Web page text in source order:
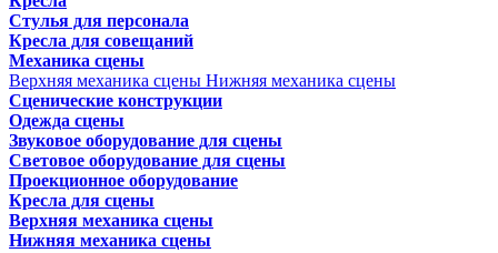
Стулья для персонала
Кресла для совещаний
Механика сцены
Верхняя механика сцены Нижняя механика сцены
Сценические конструкции
Одежда сцены
Звуковое оборудование для сцены
Световое оборудование для сцены
Проекционное оборудование
Кресла для сцены
Верхняя механика сцены
Нижняя механика сцены